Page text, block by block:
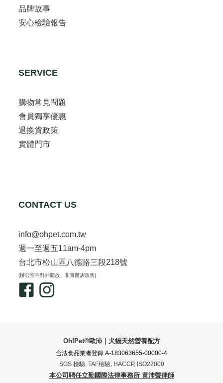
品牌故事
安心檢驗報告
SERVICE
購物常見問題
會員獨享優惠
退換貨政策
實體門市
CONTACT US
info@ohpet.com.tw
週一至週五11am-4pm
台北市松山區八德路三段218號
(辦公室不對外開放、非實體店販售)
Oh!Pet®歐沛｜犬貓天然營養配方
合法食品業者登錄 A-183063655-00000-4
SGS 檢驗, TAF檢驗, HACCP, ISO22000
本公司聘任立勤國際法律事務所 黄沛聲律師